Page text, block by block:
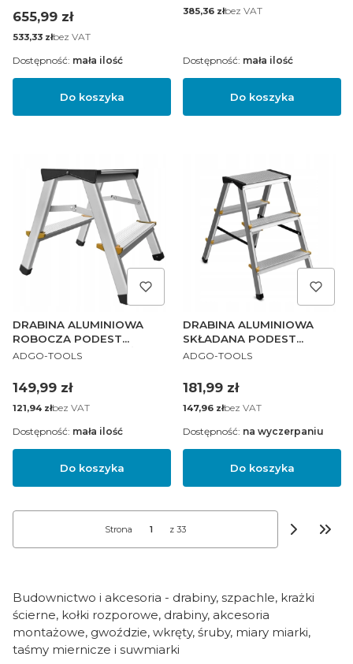
Cena
655,99 zł
Cena
533,33 złbez VAT
Do koszyka
Dostępność: mała ilość
Cena
385,36 złbez VAT
Do koszyka
Dostępność: mała ilość
DRABINA ALUMINIOWA
ROBOCZA PODEST
SKŁADANY 1 STOPIEŃ 2X2
PRODUCENT
ADGO-TOOLS
Cena
149,99 zł
Cena
121,94 złbez VAT
Do koszyka
Dostępność: mała ilość
DRABINA ALUMINIOWA
SKŁADANA PODEST
ROBOCZY 2 STOPNIE 2X3
PRODUCENT
ADGO-TOOLS
Cena
181,99 zł
Cena
147,96 złbez VAT
Do koszyka
Dostępność: na wyczerpaniu
Strona z 33
Budownictwo i akcesoria - drabiny, szpachle, krażki
ścierne, kołki rozporowe, drabiny, akcesoria
montażowe, gwoździe, wkręty, śruby, miary miarki,
taśmy miernicze i suwmiarki